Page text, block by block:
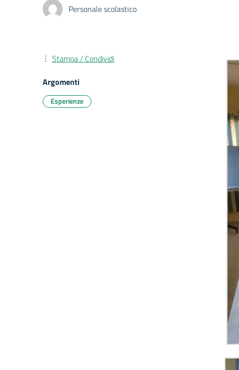
Personale scolastico
Stampa / Condividi
Argomenti
Esperienze